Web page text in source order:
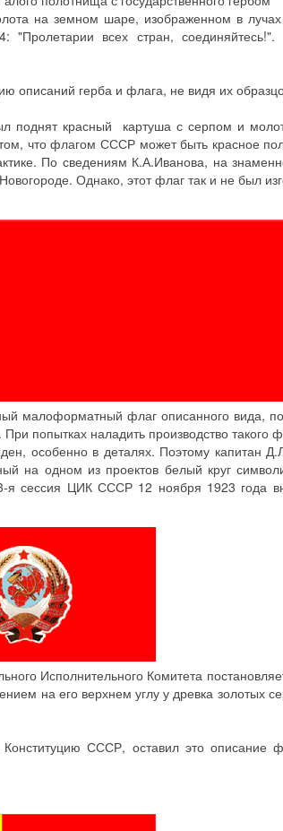
на земном шаре, изображенном в
всех стран, соединяйтесь!".
описаний герба и флага, не видя их
поднят красный картуша с серпом и
что флагом СССР может быть красное
По сведениям К.А.Иванова, на
Однако, этот флаг так и не был
малоформатный флаг описанного вида,
попытках наладить производство такого
особенно в деталях. Поэтому капитан
на одном из проектов белый круг
я сессия ЦИК СССР 12 ноября 1923 года
Исполнительного Комитета
на его верхнем углу у древка золотых
СССР, оставил это описание